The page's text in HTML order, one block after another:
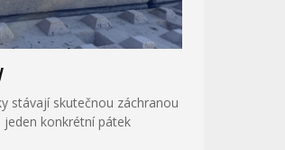
stávají skutečnou záchranou